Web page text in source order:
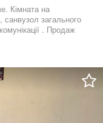
Кімната на
загального
. Продаж